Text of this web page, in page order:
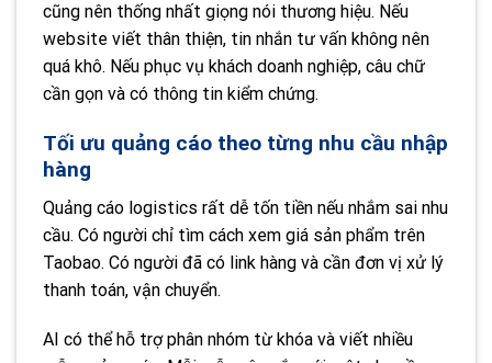
cũng nên thống nhất giọng nói thương hiệu. Nếu
website viết thân thiện, tin nhắn tư vấn không nên
quá khô. Nếu phục vụ khách doanh nghiệp, câu chữ
cần gọn và có thông tin kiểm chứng.
Tối ưu quảng cáo theo từng nhu cầu nhập
hàng
Quảng cáo logistics rất dễ tốn tiền nếu nhắm sai nhu
cầu. Có người chỉ tìm cách xem giá sản phẩm trên
Taobao. Có người đã có link hàng và cần đơn vị xử lý
thanh toán, vận chuyển.
AI có thể hỗ trợ phân nhóm từ khóa và viết nhiều